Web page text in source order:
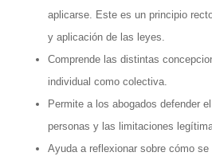
aplicarse. Este es un principio
y aplicación de las leyes.
Comprende las distintas
individual como colectiva.
Permite a los abogados defender el
personas y las limitaciones
Ayuda a reflexionar sobre cómo